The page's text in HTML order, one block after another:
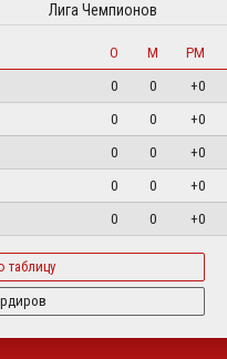
Лига Чемпионов
О М
РМ
0 0
+0
0 0
+0
0 0
+0
0 0
+0
0 0 +0
таблицу